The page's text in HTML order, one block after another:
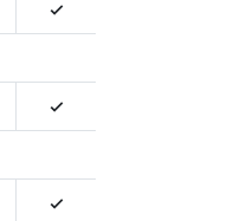
4
4
4